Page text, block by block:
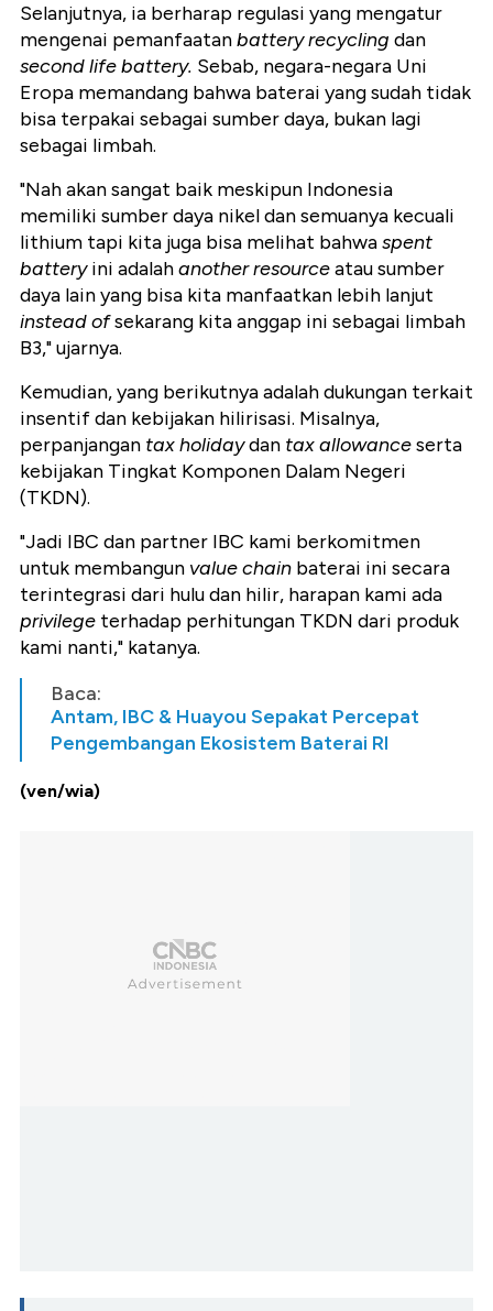
Selanjutnya, ia berharap regulasi yang mengatur
mengenai pemanfaatanbattery recycling dan
second life battery. Sebab, negara-negara Uni
Eropa memandang bahwa baterai yang sudah tidak
bisa terpakai sebagai sumber daya, bukan lagi
sebagai limbah.
"Nah akan sangat baik meskipun Indonesia
memiliki sumber daya nikel dan semuanya kecuali
lithium tapi kita juga bisa melihat bahwaspent
batteryini adalahanother resourceatau sumber
daya lain yang bisa kita manfaatkan lebih lanjut
instead ofsekarang kita anggap ini sebagai limbah
B3," ujarnya.
Kemudian, yang berikutnya adalah dukungan terkait
insentif dan kebijakan hilirisasi. Misalnya,
perpanjangan tax holidaydan tax allowanceserta
kebijakan Tingkat Komponen Dalam Negeri
(TKDN).
"Jadi IBC dan partner IBC kami berkomitmen
untuk membangun value chain baterai ini secara
terintegrasi dari hulu dan hilir, harapan kami ada
privilege terhadap perhitungan TKDN dari produk
kami nanti," katanya.
Baca:
Antam, IBC & Huayou Sepakat Percepat
Pengembangan Ekosistem Baterai RI
(ven/wia)